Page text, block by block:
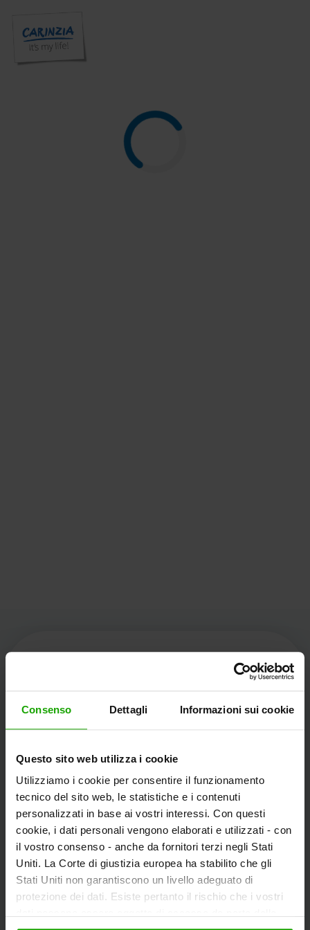
Consenso Dettagli Informazioni sui cookie
Questo sito web utilizza i cookie
Utilizziamo i cookie per consentire il funzionamento
tecnico del sito web, le statistiche e i contenuti
personalizzati in base ai vostri interessi. Con questi
cookie, i dati personali vengono elaborati e utilizzati - con
il vostro consenso - anche da fornitori terzi negli Stati
Uniti. La Corte di giustizia europea ha stabilito che gli
Stati Uniti non garantiscono un livello adeguato di
protezione dei dati. Esiste pertanto il rischio che i vostri
Kärnten Werbung
Völkermarkter Ring 21 - 23
L'Austria
+43/463/3000
info@ kaernten.at
Rimanete informati!